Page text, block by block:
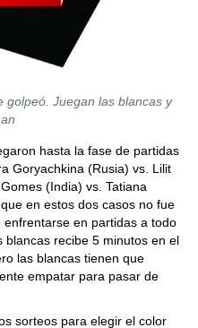
golpeó. Juegan las blancas y
hasta la fase de partidas
Goryachkina (Rusia) vs. Lilit
(India) vs. Tatiana
en estos dos casos no fue
en partidas a todo
recibe 5 minutos en el
las blancas tienen que
empatar para pasar de
sorteos para elegir el color